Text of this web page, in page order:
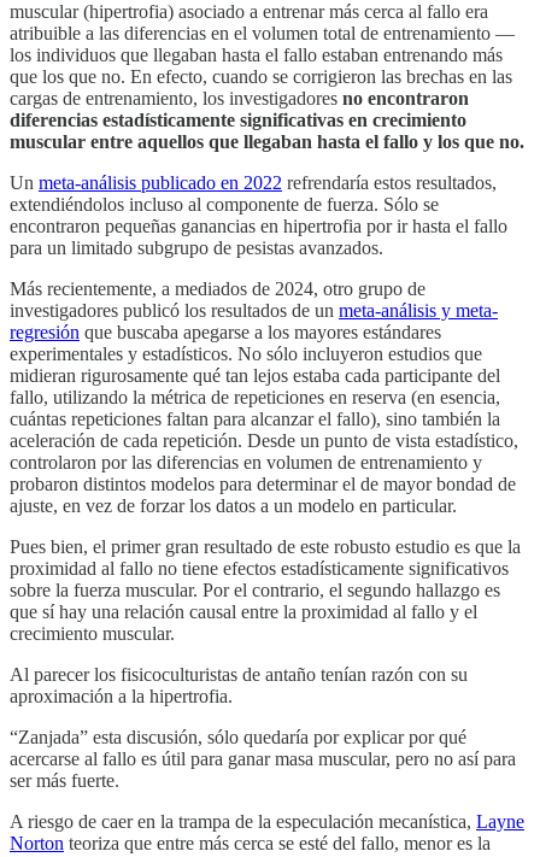
muscular (hipertrofia) asociado a entrenar más cerca al fallo era
atribuible a las diferencias en el volumen total de entrenamiento —
los individuos que llegaban hasta el fallo estaban entrenando más
que los que no. En efecto, cuando se corrigieron las brechas en las
cargas de entrenamiento, los investigadores no encontraron
diferencias estadísticamente significativas en crecimiento
muscular entre aquellos que llegaban hasta el fallo y los que no.
Un meta-análisis publicado en 2022 refrendaría estos resultados,
extendiéndolos incluso al componente de fuerza. Sólo se
encontraron pequeñas ganancias en hipertrofia por ir hasta el fallo
para un limitado subgrupo de pesistas avanzados.
Más recientemente, a mediados de 2024, otro grupo de
investigadores publicó los resultados de un meta-análisis y meta-
regresión que buscaba apegarse a los mayores estándares
experimentales y estadísticos. No sólo incluyeron estudios que
midieran rigurosamente qué tan lejos estaba cada participante del
fallo, utilizando la métrica de repeticiones en reserva (en esencia,
cuántas repeticiones faltan para alcanzar el fallo), sino también la
aceleración de cada repetición. Desde un punto de vista estadístico,
controlaron por las diferencias en volumen de entrenamiento y
probaron distintos modelos para determinar el de mayor bondad de
ajuste, en vez de forzar los datos a un modelo en particular.
Pues bien, el primer gran resultado de este robusto estudio es que la
proximidad al fallo no tiene efectos estadísticamente significativos
sobre la fuerza muscular. Por el contrario, el segundo hallazgo es
que sí hay una relación causal entre la proximidad al fallo y el
crecimiento muscular.
Al parecer los fisicoculturistas de antaño tenían razón con su
aproximación a la hipertrofia.
“Zanjada” esta discusión, sólo quedaría por explicar por qué
acercarse al fallo es útil para ganar masa muscular, pero no así para
ser más fuerte.
A riesgo de caer en la trampa de la especulación mecanística, Layne
Norton teoriza que entre más cerca se esté del fallo, menor es la